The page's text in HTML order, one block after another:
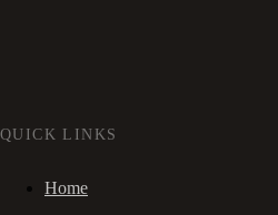
QUICK LINKS
Home